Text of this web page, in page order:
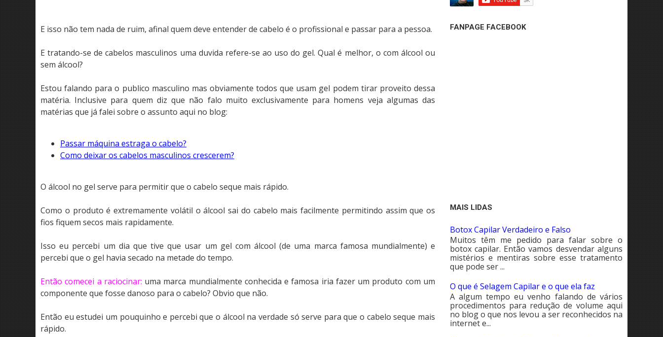
E isso não tem nada de ruim, afinal quem deve entender de cabelo é o profissional e passar para a pessoa.
E tratando-se de cabelos masculinos uma duvida refere-se ao uso do gel. Qual é melhor, o com álcool ou
sem álcool?
Estou falando para o publico masculino mas obviamente todos que usam gel podem tirar proveito dessa
matéria. Inclusive para quem diz que não falo muito exclusivamente para homens veja algumas das
matérias que já falei sobre o assunto aqui no blog:
Passar máquina estraga o cabelo?
Como deixar os cabelos masculinos crescerem?
O álcool no gel serve para permitir que o cabelo seque mais rápido.
Como o produto é extremamente volátil o álcool sai do cabelo mais facilmente permitindo assim que os
fios fiquem secos mais rapidamente.
Isso eu percebi um dia que tive que usar um gel com álcool (de uma marca famosa mundialmente) e
percebi que o gel havia secado na metade do tempo.
Então comecei a raciocinar: uma marca mundialmente conhecida e famosa iria fazer um produto com um
componente que fosse danoso para o cabelo? Obvio que não.
Então eu estudei um pouquinho e percebi que o álcool na verdade só serve para que o cabelo seque mais
rápido.
FANPAGE FACEBOOK
MAIS LIDAS
Botox Capilar Verdadeiro e Falso
Muitos têm me pedido para falar sobre o
botox capilar. Então vamos desvendar alguns
mistérios e mentiras sobre esse tratamento
que pode ser ...
O que é Selagem Capilar e o que ela faz
A algum tempo eu venho falando de vários
procedimentos para redução de volume aqui
no blog o que nos levou a ser reconhecidos na
internet e...